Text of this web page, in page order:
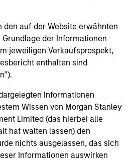
den auf der Website erwähnten
der Informationen
jeweiligen Verkaufsprospekt,
enthalten sind
Informationen
Wissen von Morgan Stanley
Limited (das hierbei alle
hat walten lassen) den
nichts ausgelassen, das sich
Informationen auswirken